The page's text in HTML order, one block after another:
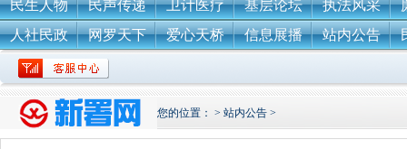
民生人物
民声传递 卫计医疗 基层论坛 执法风采
人社民政
网罗天下 爱心天桥 信息展播 站内公告
您的位置： > 站内公告 >